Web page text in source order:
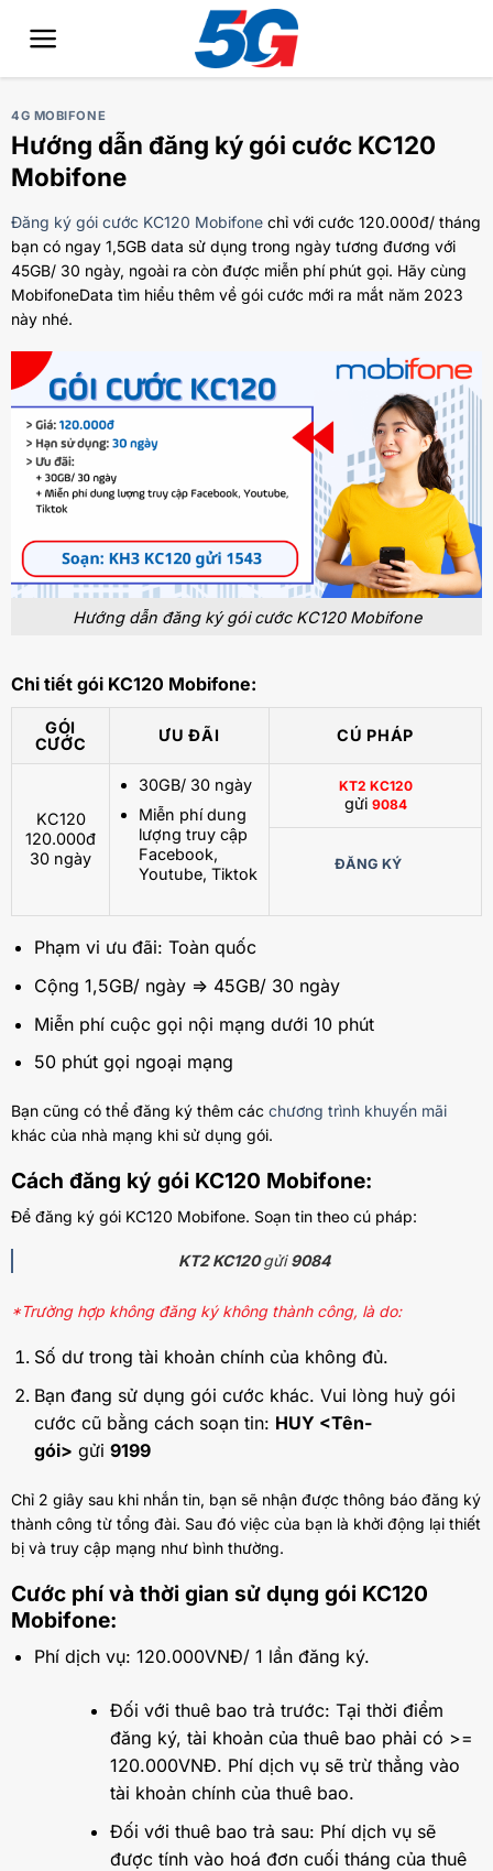
4G MOBIFONE
Hướng dẫn đăng ký gói cước KC120
Mobifone
Đăng ký gói cước KC120 Mobifone chỉ với cước 120.000đ/ tháng
bạn có ngay 1,5GB data sử dụng trong ngày tương đương với
45GB/ 30 ngày, ngoài ra còn được miễn phí phút gọi. Hãy cùng
MobifoneData tìm hiểu thêm về gói cước mới ra mắt năm 2023
này nhé.
Hướng dẫn đăng ký gói cước KC120 Mobifone
Chi tiết gói KC120 Mobifone:
GÓI
CƯỚC
ƯU ĐÃI CÚ PHÁP
KC120
120.000đ
30 ngày
30GB/ 30 ngày
Miễn phí dung
lượng truy cập
Facebook,
Youtube, Tiktok
KT2 KC120
gửi 9084
ĐĂNG KÝ
Phạm vi ưu đãi: Toàn quốc
Cộng 1,5GB/ ngày => 45GB/ 30 ngày
Miễn phí cuộc gọi nội mạng dưới 10 phút
50 phút gọi ngoại mạng
Bạn cũng có thể đăng ký thêm các chương trình khuyến mãi
khác của nhà mạng khi sử dụng gói.
Cách đăng ký gói KC120 Mobifone:
Để đăng ký gói KC120 Mobifone. Soạn tin theo cú pháp:
KT2 KC120gửi9084
*Trường hợp không đăng ký không thành công, là do:
Số dư trong tài khoản chính của không đủ.
Bạn đang sử dụng gói cước khác. Vui lòng huỷ gói
cước cũ bằng cách soạn tin: HUY <Tên-
gói> gửi 9199
Chỉ 2 giây sau khi nhắn tin, bạn sẽ nhận được thông báo đăng ký
thành công từ tổng đài. Sau đó việc của bạn là khởi động lại thiết
bị và truy cập mạng như bình thường.
Cước phí và thời gian sử dụng gói KC120
Mobifone:
Phí dịch vụ: 120.000VNĐ/ 1 lần đăng ký.
Đối với thuê bao trả trước: Tại thời điểm
đăng ký, tài khoản của thuê bao phải có >=
120.000VNĐ. Phí dịch vụ sẽ trừ thẳng vào
tài khoản chính của thuê bao.
Đối với thuê bao trả sau: Phí dịch vụ sẽ
được tính vào hoá đơn cuối tháng của thuê